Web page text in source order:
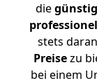
die
stets
Preisezu
bei einem